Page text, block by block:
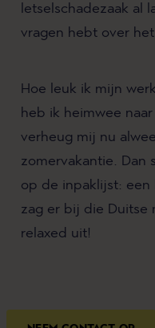
letselschadezaak al
vragen hebt over
Hoe leuk ik mijn
heb ik heimwee
verheug mij nu
zomervakantie. Dan
op de inpaklijst: een
zag er bij die Duitse
relaxed uit!